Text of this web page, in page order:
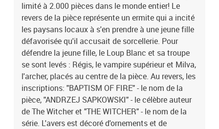
limité à 2.000 pièces dans le monde entier! Le
revers de la pièce représente un ermite qui a incité
les paysans locaux à s'en prendre à une jeune fille
défavorisée qu'il accusait de sorcellerie. Pour
défendre la jeune fille, le Loup Blanc et sa troupe
se sont levés : Régis, le vampire supérieur et Milva,
l'archer, placés au centre de la pièce. Au revers, les
inscriptions: "BAPTISM OF FIRE" - le nom de la
pièce, "ANDRZEJ SAPKOWSKI" - le célèbre auteur
de The Witcher et "THE WITCHER" - le nom de la
série. L'avers est décoré d'ornements et de